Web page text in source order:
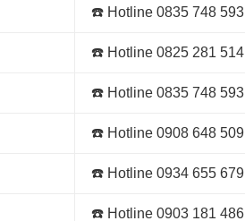
☎️ Hotline 0835 748 593
☎️ Hotline 0825 281 514
☎️ Hotline 0835 748 593
☎️ Hotline 0908 648 509
☎️ Hotline 0934 655 679
☎️ Hotline 0903 181 486